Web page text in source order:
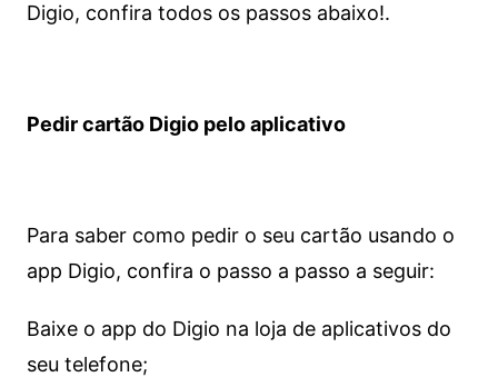
Digio, confira todos os passos abaixo!.
Pedir cartão Digio pelo aplicativo
Para saber como pedir o seu cartão usando o
app Digio, confira o passo a passo a seguir:
Baixe o app do Digio na loja de aplicativos do
seu telefone;